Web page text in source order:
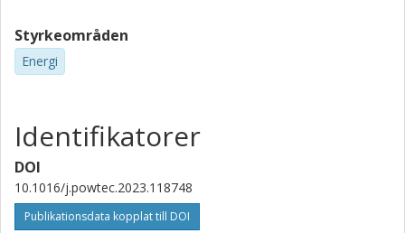
Styrkeområden
Energi
Identifikatorer
DOI
10.1016/j.powtec.2023.118748
Publikationsdata kopplat till DOI